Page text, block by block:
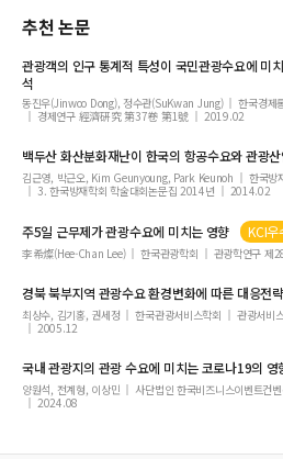
여행사 종업원의 긍정적 감정노동의 순수성이
레크리에이션 전문화 과정에서 제약과 촉진의
관광공간 및 행동의 의례화가 재방문의사에 미치
AHP를 활용한 고령사회 노인여가정책 우선순
추천 논문
관광객의 인구 통계적 특성이 국민관광수요에 미
석
동진우(Jinwoo Dong), 정수관(SuKwan Jung)
한국경제
경제연구 經濟硏究 第37卷 第1號
2019.02
백두산 화산분화재난이 한국의 항공수요와관광
김근영, 박근오, Kim Geunyoung, Park Keunoh
한국방
3. 한국방재학회 학술대회논문집 2014년
2014.02
주5일 근무제가관광수요에 미치는 영향 KCI우
李希燦(Hee-Chan Lee) 한국관광학회 관광학연구 제
경북 북부지역 관광수요환경변화에 따른 대응전략
최상수, 김기홍, 권세정 한국관광서비스학회
관광서비
2005.12
국내관광지의 관광수요에 미치는 코로나19의 영
양원석, 전계형, 이상민 사단법인 한국비즈니스이벤트컨
2024.08